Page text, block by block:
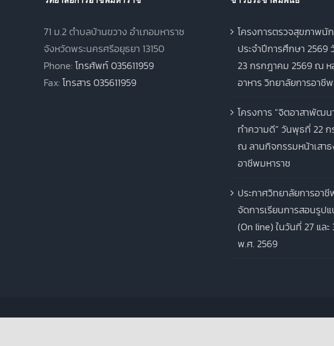
71 ม.2 ตำบลบ้านขวาง อำเภอมหาราช
จังหวัดพระนครศรีอยุธยา 13150
Phone: โทรศัพท์ 035611959
Fax: โทรสาร 035611959
โครงการตรวจสุขภาพนั
ประจำปีการศึกษา
23 กรกฎาคม 2569 ณ ห
อาหาร วิทยาลัยการอาชี
โครงการ “จิตอาสาพัฒน
ทำความดี” วันพุธที่ 22
ณ ลานกิจกรรมหน้าเสา
อาชีพมหาราช
ประกาศวิทยาลัยการอา
จัดการเรียนการสอนรูป
(On line) ในวันที่ 27 แล
พ.ศ. 2569